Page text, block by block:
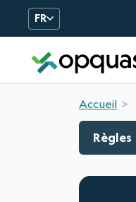
FR
Accueil
Règles